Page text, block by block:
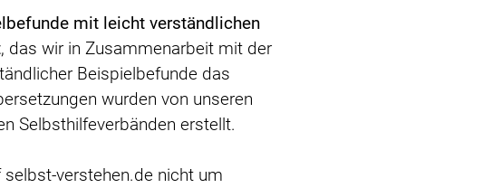
mit leicht verständlichen
, das wir in Zusammenarbeit mit der
Beispielbefunde das
wurden von unseren
Selbsthilfeverbänden erstellt.
verstehen.de nicht um